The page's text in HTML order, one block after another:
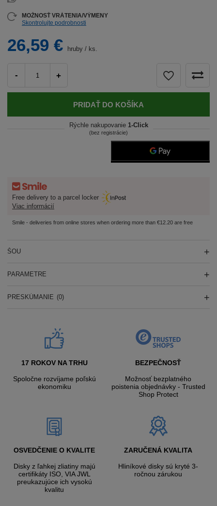
26,59 € hruby / ks.
- +
PRIDAŤ DO KOŠÍKA
Rýchle nakupovanie 1-Click
(bez registrácie)
MOŽNOSŤ VRÁTENIA/VÝMENY
Skontrolujte podrobnosti
Free delivery to a parcel locker
Viac informácií
Smile - deliveries from online stores when ordering more than €12.20 are free
ŠOU
PARAMETRE
PRESKÚMANIE (0)
17 ROKOV NA TRHU
Spoločne rozvíjame poľskú
ekonomiku
BEZPEČNOSŤ
Možnosť bezplatného
poistenia objednávky - Trusted
Shop Protect
OSVEDČENIE O KVALITE
Disky z ľahkej zliatiny majú
certifikáty ISO, VIA JWL
preukazujúce ich vysokú
kvalitu
ZARUČENÁ KVALITA
Hliníkové disky sú kryté 3-
ročnou zárukou